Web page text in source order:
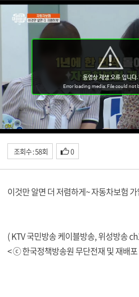
조회수 : 58회 0
이것만 알면 더 저렴하게~ 자동차보험
( KTV 국민방송 케이블방송, 위성방송
< ⓒ 한국정책방송원 무단전재 및 재배포